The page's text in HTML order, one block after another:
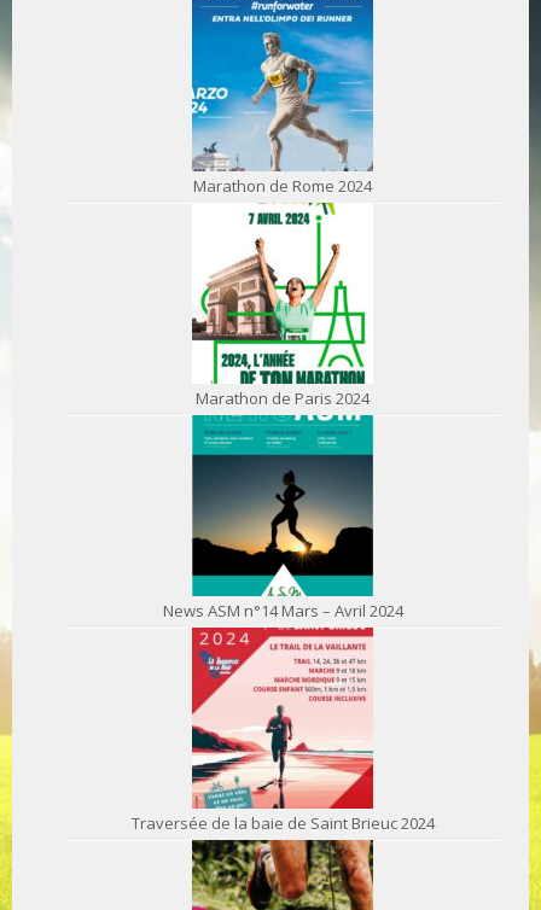
Marathon de Rome 2024
Marathon de Paris 2024
News ASM n°14 Mars – Avril 2024
Traversée de la baie de Saint Brieuc 2024